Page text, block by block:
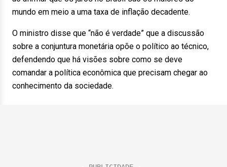
mundo em meio a uma taxa de inflação decadente.
O ministro disse que “não é verdade” que a discussão
sobre a conjuntura monetária opõe o político ao técnico,
defendendo que há visões sobre como se deve
comandar a política econômica que precisam chegar ao
conhecimento da sociedade.